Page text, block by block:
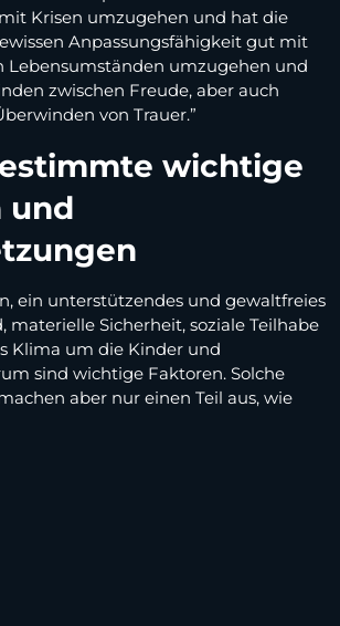
Krisen umzugehen und hat die
Anpassungsfähigkeit gut mit
Lebensumständen umzugehen und
zwischen Freude, aber auch
von Trauer.”
wichtige
und
ein unterstützendes und gewaltfreies
materielle Sicherheit, soziale Teilhabe
Klima um die Kinder und
sind wichtige Faktoren. Solche
aber nur einen Teil aus, wie